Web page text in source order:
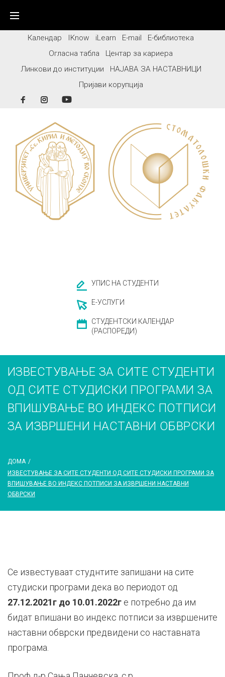
contentКалендар IKnow iLearn E-mail
Е-библиотека
Огласна табла
Центар за кариера
Линкови до институции
НАЈАВА ЗА НАСТАВНИЦИ
Пријави корупција
FacebookInstagram
УПИС НА СТУДЕНТИ
Е-УСЛУГИ
СТУДЕНТСКИ КАЛЕНДАР
(РАСПОРЕДИ)
ИЗВЕСТУВАЊЕ ЗА СИТЕ СТУДЕНТИ
ОД СИТЕ СТУДИСКИ ПРОГРАМИ ЗА
ВПИШУВАЊЕ ВО ИНДЕКС ПОТПИСИ
ЗА ИЗВРШЕНИ НАСТАВНИ ОБВРСКИ
ДОМА /
ИЗВЕСТУВАЊЕ ЗА СИТЕ СТУДЕНТИ ОД СИТЕ СТУДИСКИ ПРОГРАМИ ЗА
ВПИШУВАЊЕ ВО ИНДЕКС ПОТПИСИ ЗА ИЗВРШЕНИ НАСТАВНИ
ОБВРСКИ
Се известуваат студнтите запишани на сите
студиски програми дека во периодот од
27.12.2021г до 10.01.2022г е потребно да им
бидат впишани во индекс потписи за извршените
наставни обврски предвидени со наставната
програма.